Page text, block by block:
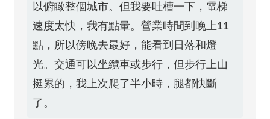
以俯瞰整個城市。但我要吐槽一下，電梯
速度太快，我有點暈。營業時間到晚上11
點，所以傍晚去最好，能看到日落和燈
光。交通可以坐纜車或步行，但步行上山
挺累的，我上次爬了半小時，腿都快斷
了。